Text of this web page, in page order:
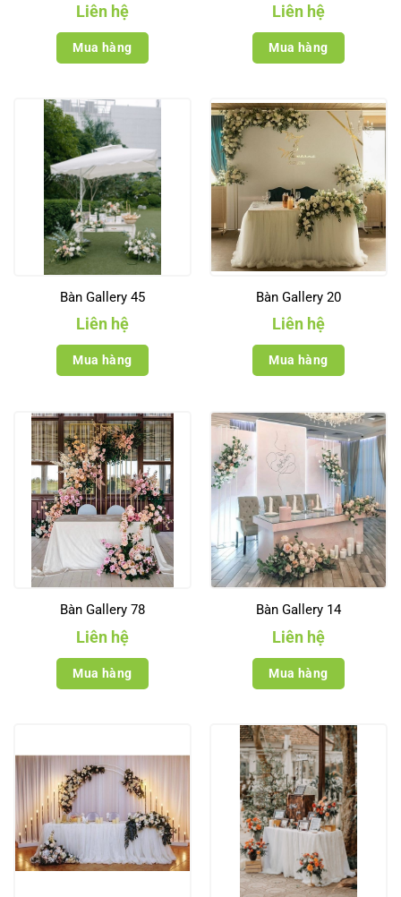
Liên hệ
Mua hàng
Liên hệ
Mua hàng
Bàn Gallery 45
Liên hệ
Mua hàng
Bàn Gallery 20
Liên hệ
Mua hàng
Bàn Gallery 78
Liên hệ
Mua hàng
Bàn Gallery 14
Liên hệ
Mua hàng